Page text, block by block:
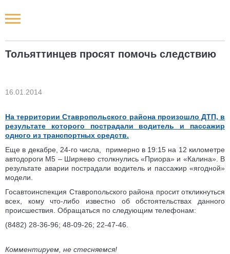
Тольяттинцев просят помочь следствию
16.01.2014
На территории Ставропольского района произошло ДТП, в
результате которого пострадали водитель и пассажир
одного из транспортных средств.
Еще в декабре, 24-го числа, примерно в 19:15 на 12 километре
автодороги М5 – Ширяево столкнулись «Приора» и «Калина». В
результате аварии пострадали водитель и пассажир «ягодной»
модели.
Госавтоинспекция Ставропольского района просит откликнуться
всех, кому что-либо известно об обстоятельствах данного
происшествия. Обращаться по следующим телефонам:
(8482) 28-36-96; 48-09-26; 22-47-46.
Комментируем, не стесняемся!
Новости РФ
Новости компаний
Наши мероприятия